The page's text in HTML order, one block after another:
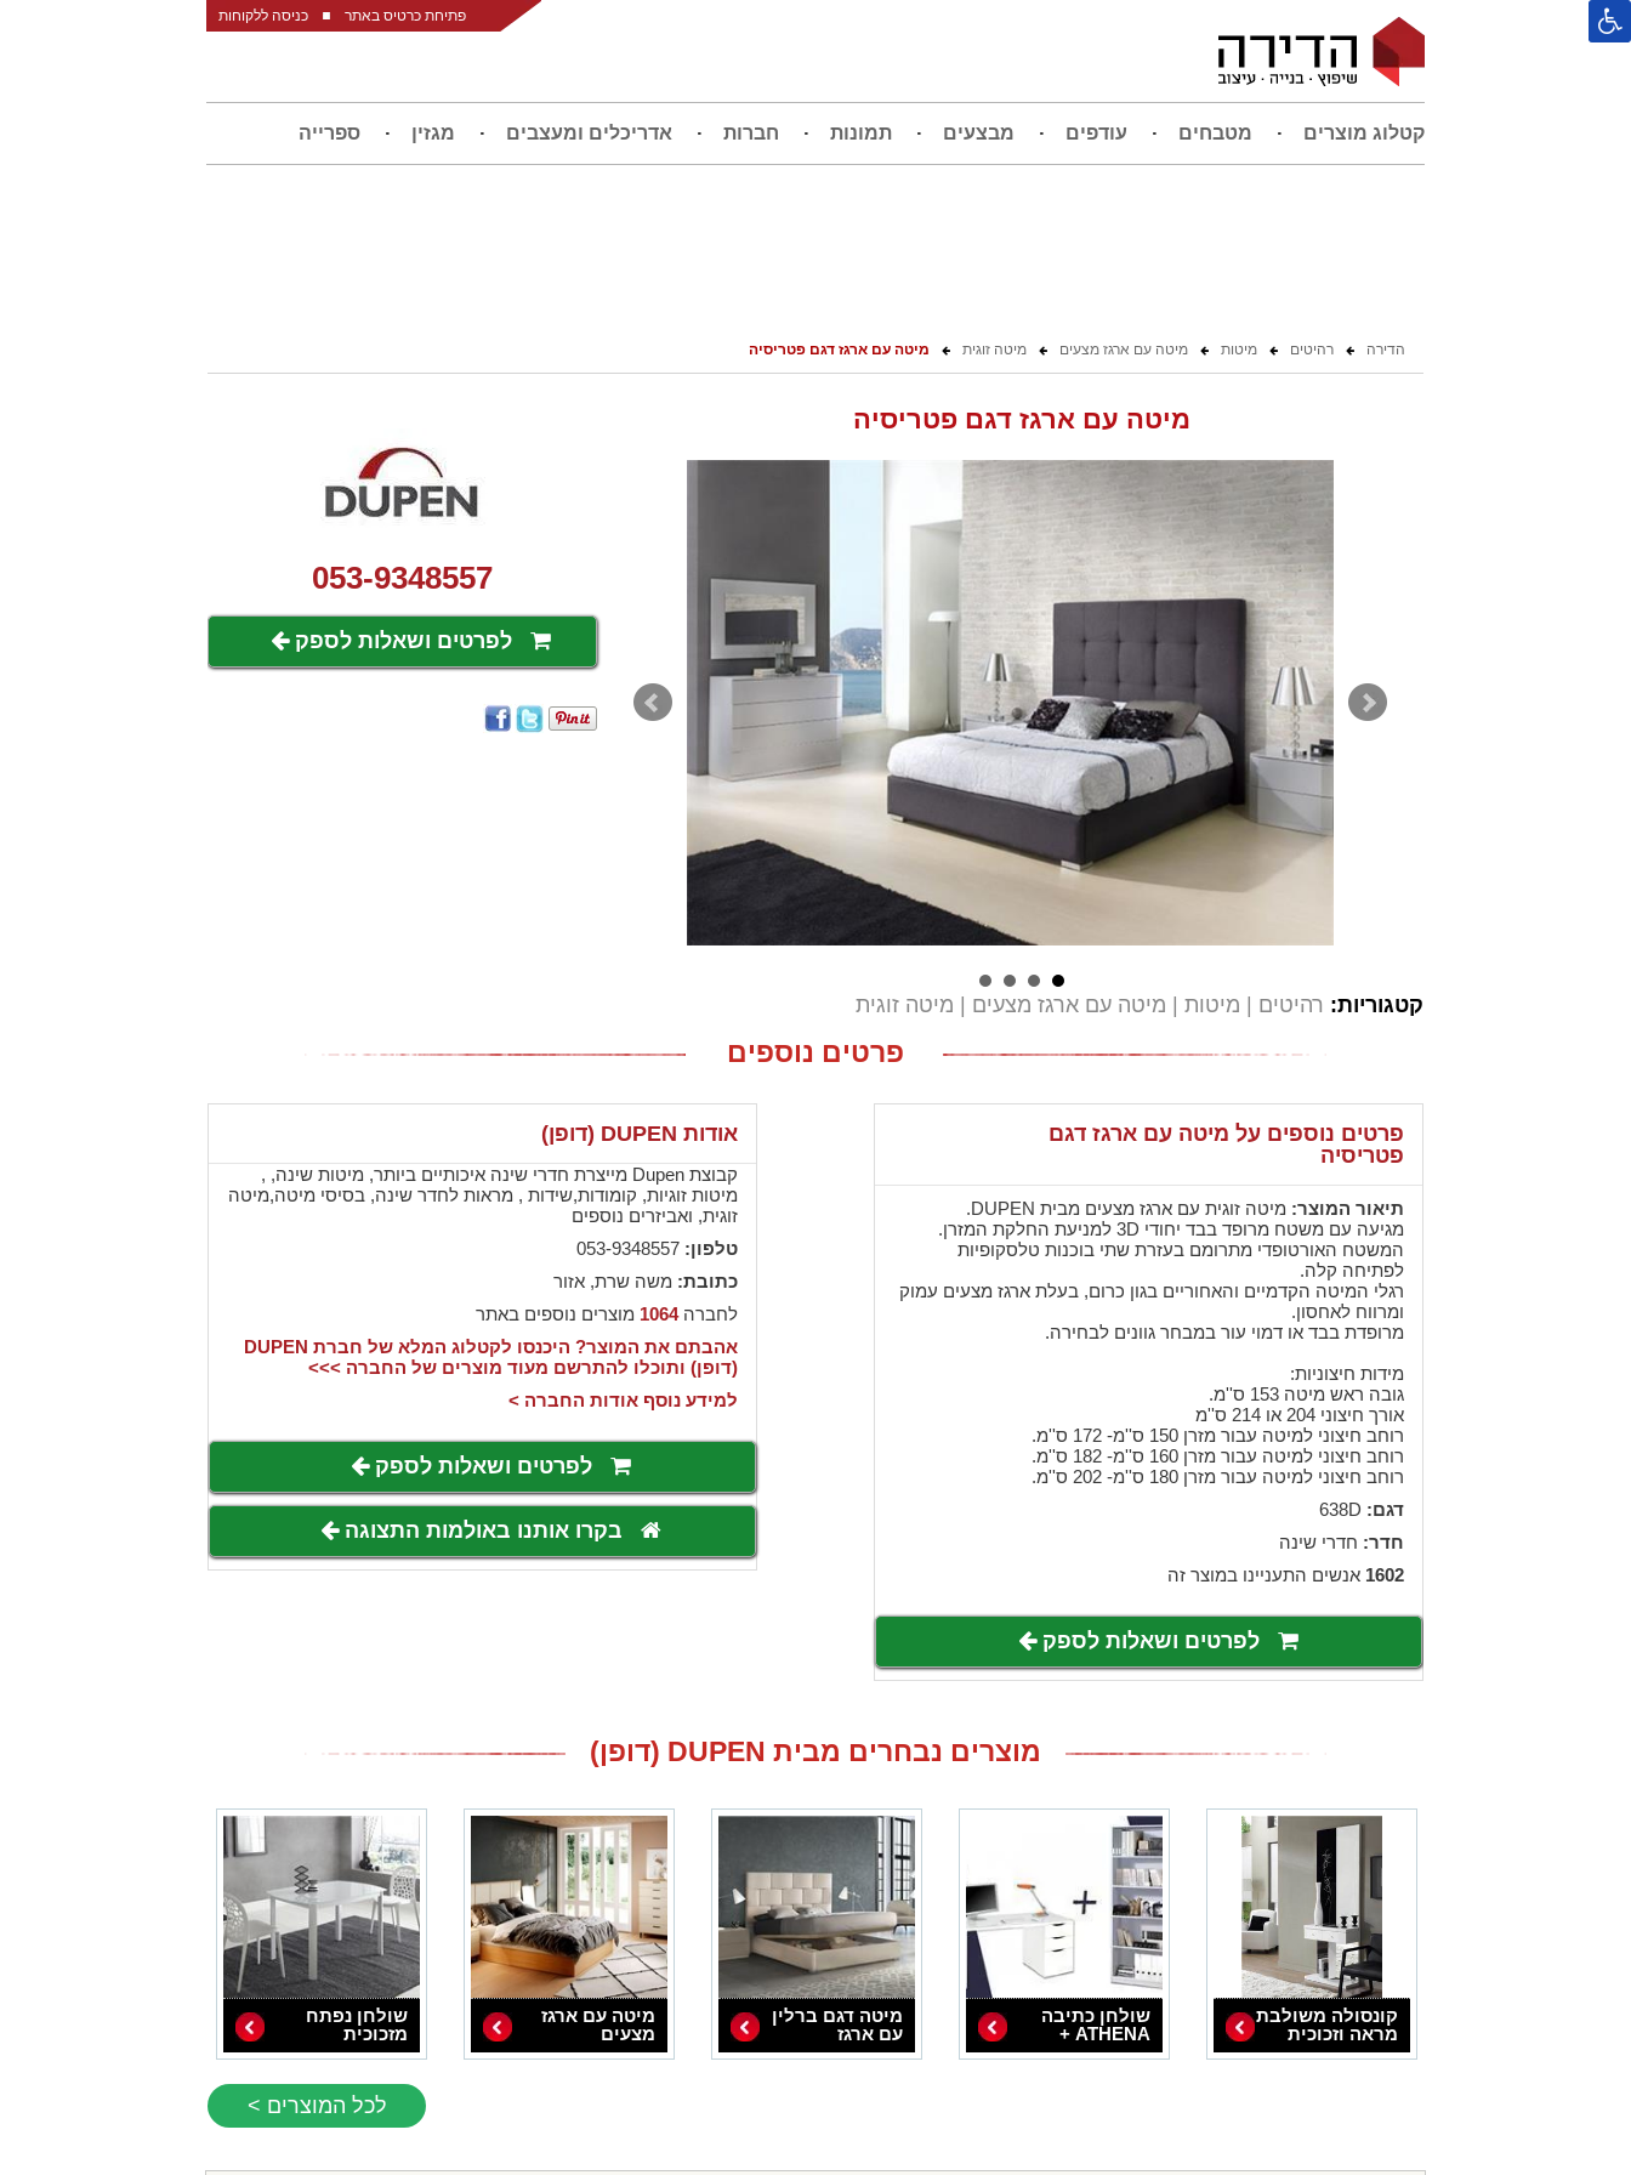
פתיחת כרטיס באתר כניסה ללקוחות
קטלוג מוצרים מטבחים עודפים מבצעים תמונות חברות אדריכלים ומעצבים מגזין ספרייה
הדירה רהיטים מיטות מיטה עם ארגז מצעים מיטה זוגית מיטה עם ארגז דגם פטריסיה
מיטה עם ארגז דגם פטריסיה
053-9348557
לפרטים ושאלות לספק
קטגוריות: רהיטים מיטות מיטה עם ארגז מצעים מיטה זוגית
פרטים נוספים
פרטים נוספים על מיטה עם ארגז דגם
פטריסיה
תיאור המוצר: מיטה זוגית עם ארגז מצעים מבית DUPEN.
מגיעה עם משטח מרופד בבד יחודי 3D למניעת החלקת המזרן.
המשטח האורטופדי מתרומם בעזרת שתי בוכנות טלסקופיות
לפתיחה קלה.
רגלי המיטה הקדמיים והאחוריים בגון כרום, בעלת ארגז מצעים עמוק
ומרווח לאחסון.
מרופדת בבד או דמוי עור במבחר גוונים לבחירה.
מידות חיצוניות:
גובה ראש מיטה 153 ס''מ.
אורך חיצוני 204 או 214 ס''מ
רוחב חיצוני למיטה עבור מזרן 150 ס''מ- 172 ס''מ.
רוחב חיצוני למיטה עבור מזרן 160 ס''מ- 182 ס''מ.
רוחב חיצוני למיטה עבור מזרן 180 ס''מ- 202 ס''מ.
דגם: 638D
חדר: חדרי שינה
1602 אנשים התעניינו במוצר זה
לפרטים ושאלות לספק
אודות DUPEN (דופן)
קבוצת Dupen מייצרת חדרי שינה איכותיים ביותר, מיטות שינה, ,
מיטות זוגיות, קומודות,שידות , מראות לחדר שינה, בסיסי מיטה,מיטה
זוגית, ואביזרים נוספים
טלפון:053-9348557
כתובת: משה שרת, אזור
לחברה1064 מוצרים נוספים באתר
אהבתם את המוצר? היכנסו לקטלוג המלא של חברת DUPEN
(דופן) ותוכלו להתרשם מעוד מוצרים של החברה >>>
למידע נוסף אודות החברה >
לפרטים ושאלות לספק
בקרו אותנו באולמות התצוגה
מוצרים נבחרים מבית DUPEN (דופן)
קונסולה משולבת
מראה וזכוכית
שולחן כתיבה
ATHENA +
ספריית STYLUS
מיטה דגם ברלין
עם ארגז
מיטה עם ארגז
מצעים
שולחן נפתח
מזכוכית
לכל המוצרים >